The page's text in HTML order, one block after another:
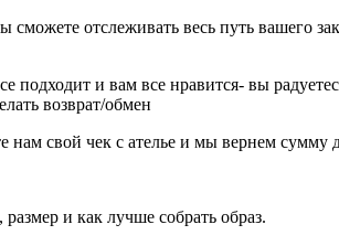
отслеживать весь путь вашего
подходит и вам все нравится- вы
возврат/обмен
нам свой чек с ателье и мы вернем сумму
и как лучше собрать образ.